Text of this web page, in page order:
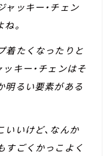
ッキー・チェン
。
たくなったりと
キー・チェンはそ
明るい要素がある
いけど、なんか
すごくかっこよく